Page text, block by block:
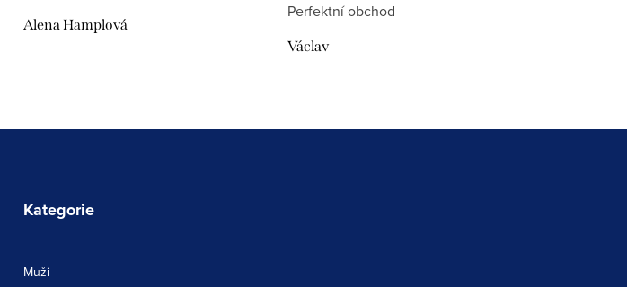
Alena Hamplová
Perfektní obchod
Václav
Kategorie
Muži